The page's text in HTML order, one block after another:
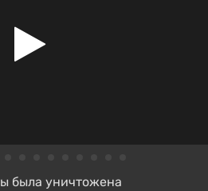
была уничтожена